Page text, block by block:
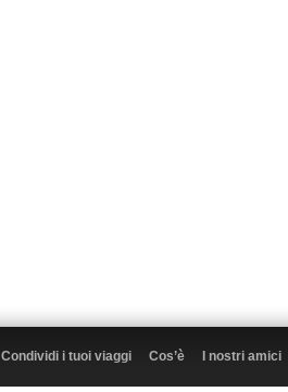
Condividi i tuoi viaggi Cos’è I nostri amici